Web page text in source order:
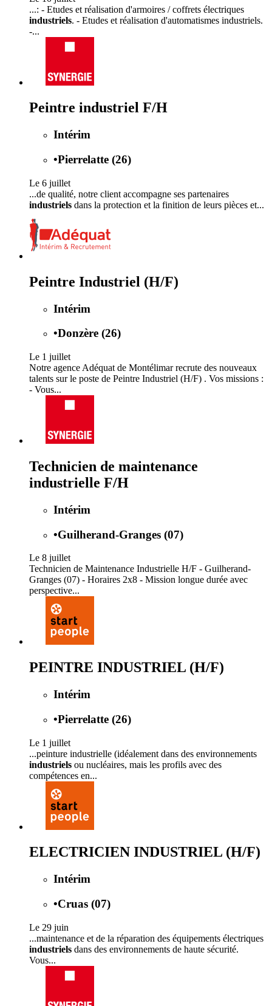
...: - Etudes et réalisation d'armoires / coffrets électriques
industriels. - Etudes et réalisation d'automatismes industriels.
-...
Peintre industriel F/H
Intérim
•Pierrelatte (26)
Le 6 juillet
...de qualité, notre client accompagne ses partenaires
industriels dans la protection et la finition de leurs pièces et...
Peintre Industriel (H/F)
Intérim
•Donzère (26)
Le 1 juillet
Notre agence Adéquat de Montélimar recrute des nouveaux
talents sur le poste de Peintre Industriel (H/F) . Vos missions :
- Vous...
Technicien de maintenance
industrielle F/H
Intérim
•Guilherand-Granges (07)
Le 8 juillet
Technicien de Maintenance Industrielle H/F - Guilherand-
Granges (07) - Horaires 2x8 - Mission longue durée avec
perspective...
PEINTRE INDUSTRIEL (H/F)
Intérim
•Pierrelatte (26)
Le 1 juillet
...peinture industrielle (idéalement dans des environnements
industriels ou nucléaires, mais les profils avec des
compétences en...
ELECTRICIEN INDUSTRIEL (H/F)
Intérim
•Cruas (07)
Le 29 juin
...maintenance et de la réparation des équipements électriques
industriels dans des environnements de haute sécurité.
Vous...